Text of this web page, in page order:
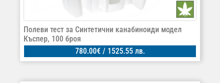
Полеви тест за Синтетични канабиноиди модел
Къспер, 100 броя
780.00€ / 1525.55 лв.